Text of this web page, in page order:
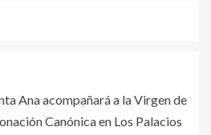
Ana acompañará a la Virgen de
Canónica en Los Palacios